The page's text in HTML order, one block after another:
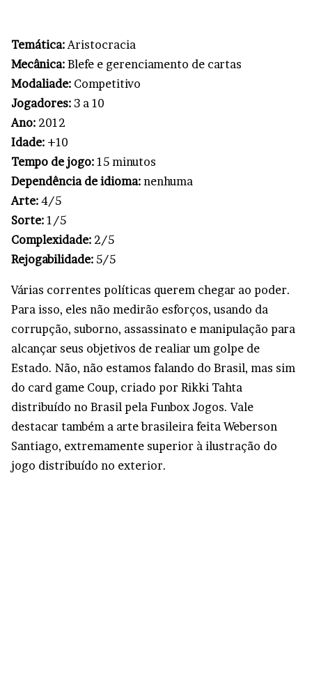
Temática:Aristocracia
Mecânica: Blefe e gerenciamento de cartas
Modaliade: Competitivo
Jogadores: 3 a 10
Ano: 2012
Idade: +10
Tempo de jogo: 15 minutos
Dependência de idioma: nenhuma
Arte: 4/5
Sorte: 1/5
Complexidade: 2/5
Rejogabilidade: 5/5
Várias correntes políticas querem chegar ao poder.
Para isso, eles não medirão esforços, usando da
corrupção, suborno, assassinato e manipulação para
alcançar seus objetivos de realiar um golpe de
Estado. Não, não estamos falando do Brasil, mas sim
do card game Coup, criado por Rikki Tahta
distribuído no Brasil pela Funbox Jogos. Vale
destacar também a arte brasileira feita Weberson
Santiago, extremamente superior à ilustração do
jogo distribuído no exterior.